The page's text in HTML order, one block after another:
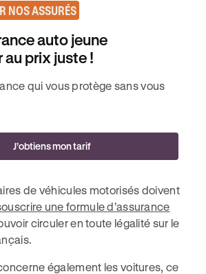
NOS ASSURÉS
auto jeune
prix juste !
qui vous protège sans vous
J’obtiens mon tarif
de véhicules motorisés doivent
une formule d’assurance
circuler en toute légalité sur le
également les voitures, ce